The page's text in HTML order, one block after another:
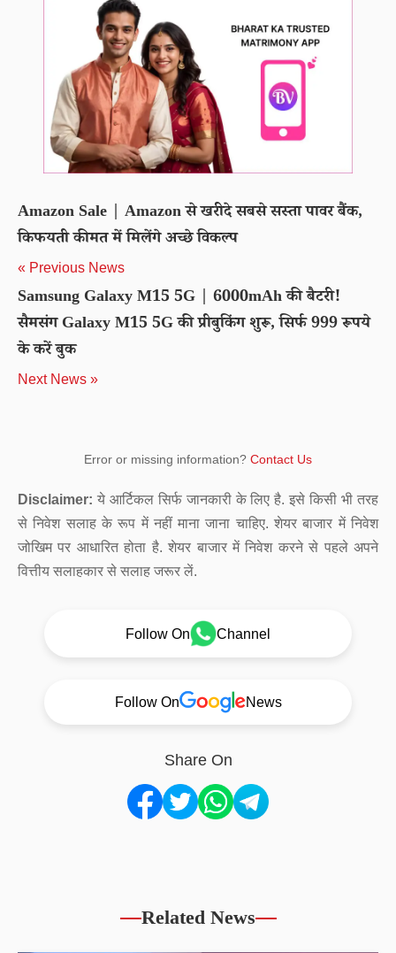
Amazon Sale | Amazon से खरीदे सबसे सस्ता पावर बैंक,
किफयती कीमत में मिलेंगे अच्छे विकल्प
« Previous News
Samsung Galaxy M15 5G | 6000mAh की बैटरी!
सैमसंग Galaxy M15 5G की प्रीबुकिंग शुरू, सिर्फ 999 रूपये
के करें बुक
Next News »
Error or missing information? Contact Us
Disclaimer: ये आर्टिकल सिर्फ जानकारी के लिए है. इसे किसी भी तरह
से निवेश सलाह के रूप में नहीं माना जाना चाहिए. शेयर बाजार में निवेश
जोखिम पर आधारित होता है. शेयर बाजार में निवेश करने से पहले अपने
वित्तीय सलाहकार से सलाह जरूर लें.
Follow On Channel
Follow On News
Share On
Related News